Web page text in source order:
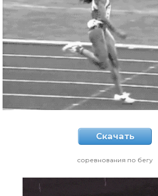
Скачать
соревнования по бегу